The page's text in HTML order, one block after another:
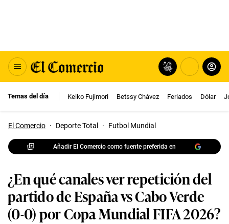
Temas del día Keiko Fujimori Betssy Chávez Feriados Dólar
El Comercio · Deporte Total · Futbol Mundial
Añadir El Comercio como fuente preferida en
¿En qué canales ver repetición del
partido de España vs Cabo Verde
(0-0) por Copa Mundial FIFA 2026?